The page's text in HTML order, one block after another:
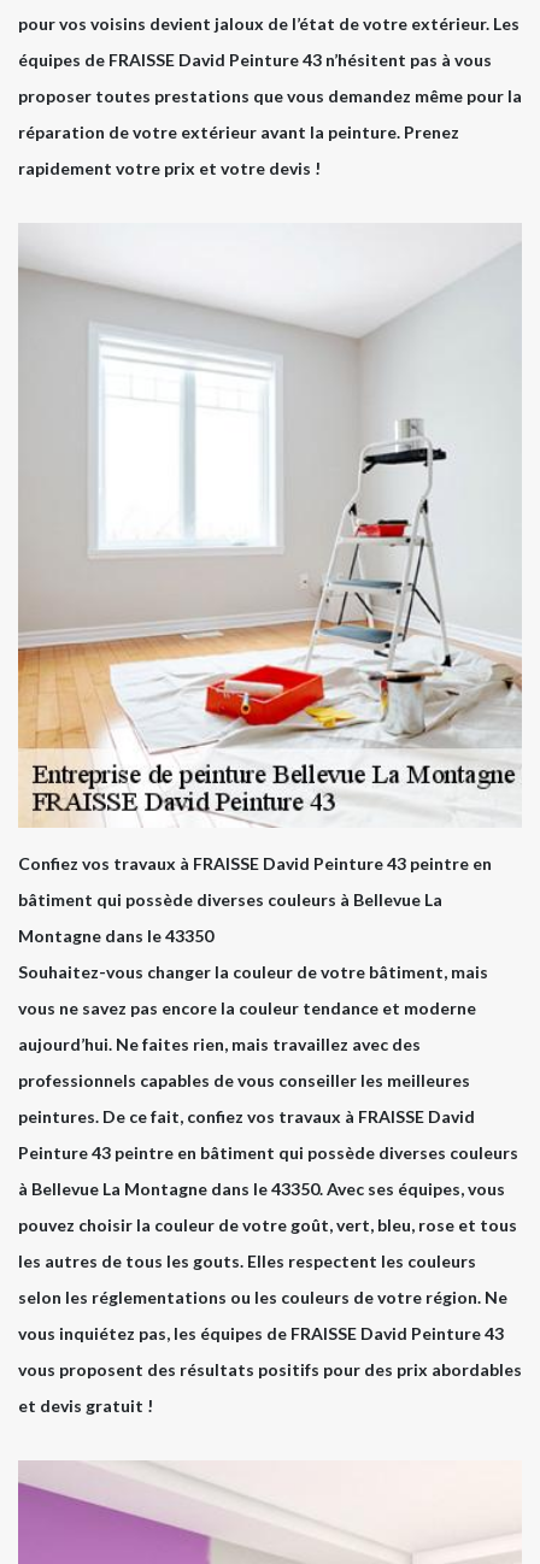
pour vos voisins devient jaloux de l’état de votre extérieur. Les
équipes de FRAISSE David Peinture 43 n’hésitent pas à vous
proposer toutes prestations que vous demandez même pour la
réparation de votre extérieur avant la peinture. Prenez
rapidement votre prix et votre devis !
Confiez vos travaux à FRAISSE David Peinture 43 peintre en
bâtiment qui possède diverses couleurs à Bellevue La
Montagne dans le 43350
Souhaitez-vous changer la couleur de votre bâtiment, mais
vous ne savez pas encore la couleur tendance et moderne
aujourd’hui. Ne faites rien, mais travaillez avec des
professionnels capables de vous conseiller les meilleures
peintures. De ce fait, confiez vos travaux à FRAISSE David
Peinture 43 peintre en bâtiment qui possède diverses couleurs
à Bellevue La Montagne dans le 43350. Avec ses équipes, vous
pouvez choisir la couleur de votre goût, vert, bleu, rose et tous
les autres de tous les gouts. Elles respectent les couleurs
selon les réglementations ou les couleurs de votre région. Ne
vous inquiétez pas, les équipes de FRAISSE David Peinture 43
vous proposent des résultats positifs pour des prix abordables
et devis gratuit !